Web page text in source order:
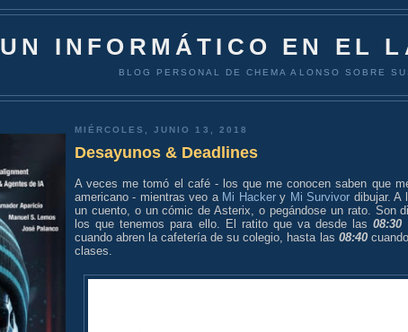
UN INFORMÁTICO EN EL
BLOG PERSONAL DE CHEMA ALONSO SOBRE
MIÉRCOLES, JUNIO 13, 2018
Desayunos & Deadlines
A veces me tomó el café - los que me conocen saben que
americano - mientras veo a Mi Hackery Mi Survivor dibujar. A
un cuento, o un cómic de Asterix, o pegándose un rato. Son
los que tenemos para ello. El ratito que va desde las08:30
cuando abren la cafetería de su colegio, hasta las 08:40
clases.